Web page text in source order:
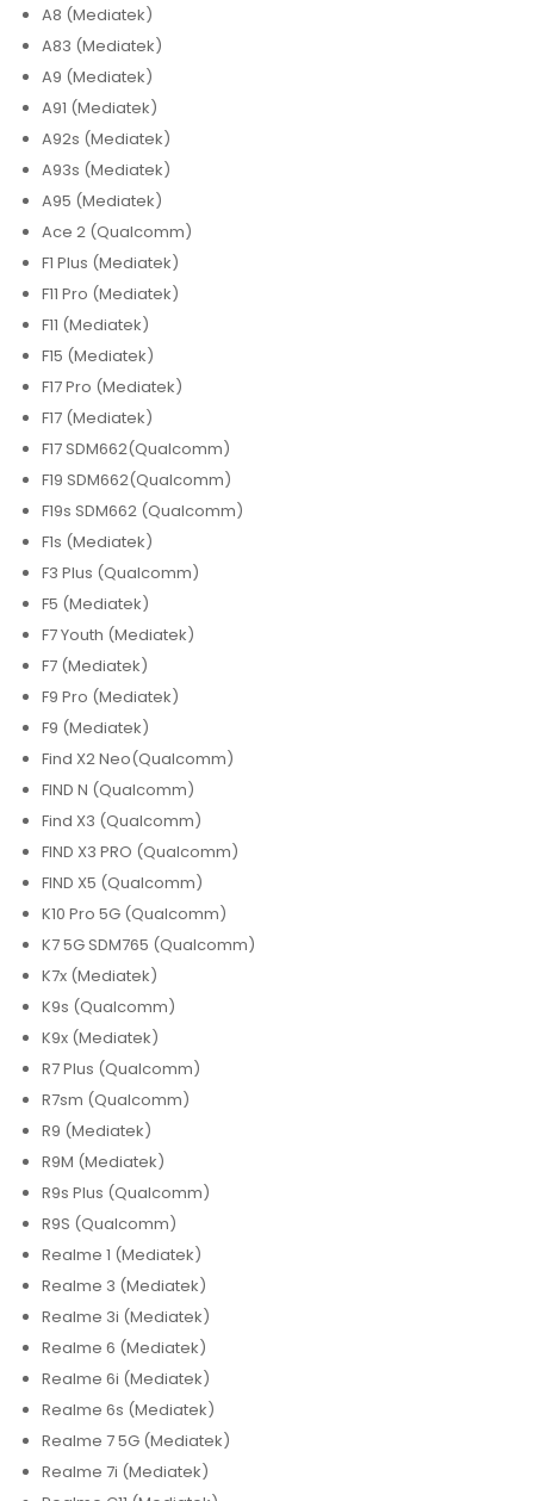
A8 (Mediatek)
A83 (Mediatek)
A9 (Mediatek)
A91 (Mediatek)
A92s (Mediatek)
A93s (Mediatek)
A95 (Mediatek)
Ace 2 (Qualcomm)
F1 Plus (Mediatek)
F11 Pro (Mediatek)
F11 (Mediatek)
F15 (Mediatek)
F17 Pro (Mediatek)
F17 (Mediatek)
F17 SDM662(Qualcomm)
F19 SDM662(Qualcomm)
F19s SDM662 (Qualcomm)
F1s (Mediatek)
F3 Plus (Qualcomm)
F5 (Mediatek)
F7 Youth (Mediatek)
F7 (Mediatek)
F9 Pro (Mediatek)
F9 (Mediatek)
Find X2 Neo(Qualcomm)
FIND N (Qualcomm)
Find X3 (Qualcomm)
FIND X3 PRO (Qualcomm)
FIND X5 (Qualcomm)
K10 Pro 5G (Qualcomm)
K7 5G SDM765 (Qualcomm)
K7x (Mediatek)
K9s (Qualcomm)
K9x (Mediatek)
R7 Plus (Qualcomm)
R7sm (Qualcomm)
R9 (Mediatek)
R9M (Mediatek)
R9s Plus (Qualcomm)
R9S (Qualcomm)
Realme 1 (Mediatek)
Realme 3 (Mediatek)
Realme 3i (Mediatek)
Realme 6 (Mediatek)
Realme 6i (Mediatek)
Realme 6s (Mediatek)
Realme 7 5G (Mediatek)
Realme 7i (Mediatek)